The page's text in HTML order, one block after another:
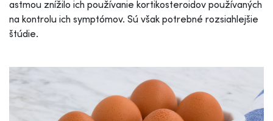
astmou znížilo ich používanie kortikosteroidov používaných
na kontrolu ich symptómov. Sú však potrebné rozsiahlejšie
štúdie.